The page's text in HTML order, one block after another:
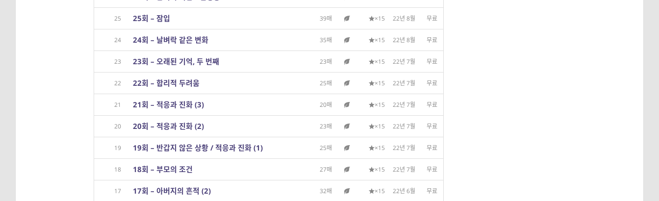
25 25회 – 잠입 39매 ×15 22년 8월 무료
24 24회 – 날벼락 같은 변화 35매 ×15 22년 8월 무료
23 23회 – 오래된 기억, 두 번째 23매 ×15 22년 7월 무료
22 22회 – 합리적 두려움 25매 ×15 22년 7월 무료
21 21회 – 적응과 진화 (3) 20매 ×15 22년 7월 무료
20 20회 – 적응과 진화 (2) 23매 ×15 22년 7월 무료
19 19회 – 반갑지 않은 상황 / 적응과 진화 (1) 25매 ×15 22년 7월 무료
18 18회 – 부모의 조건 27매 ×15 22년 7월 무료
17 17회 – 아버지의 흔적 (2) 32매 ×15 22년 6월 무료